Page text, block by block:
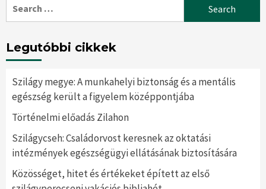
Legutóbbi cikkek
Szilágy megye: A munkahelyi biztonság és a mentális
egészség került a figyelem középpontjába
Történelmi előadás Zilahon
Szilágycseh: Családorvost keresnek az oktatási
intézmények egészségügyi ellátásának biztosítására
Közösséget, hitet és értékeket épített az első